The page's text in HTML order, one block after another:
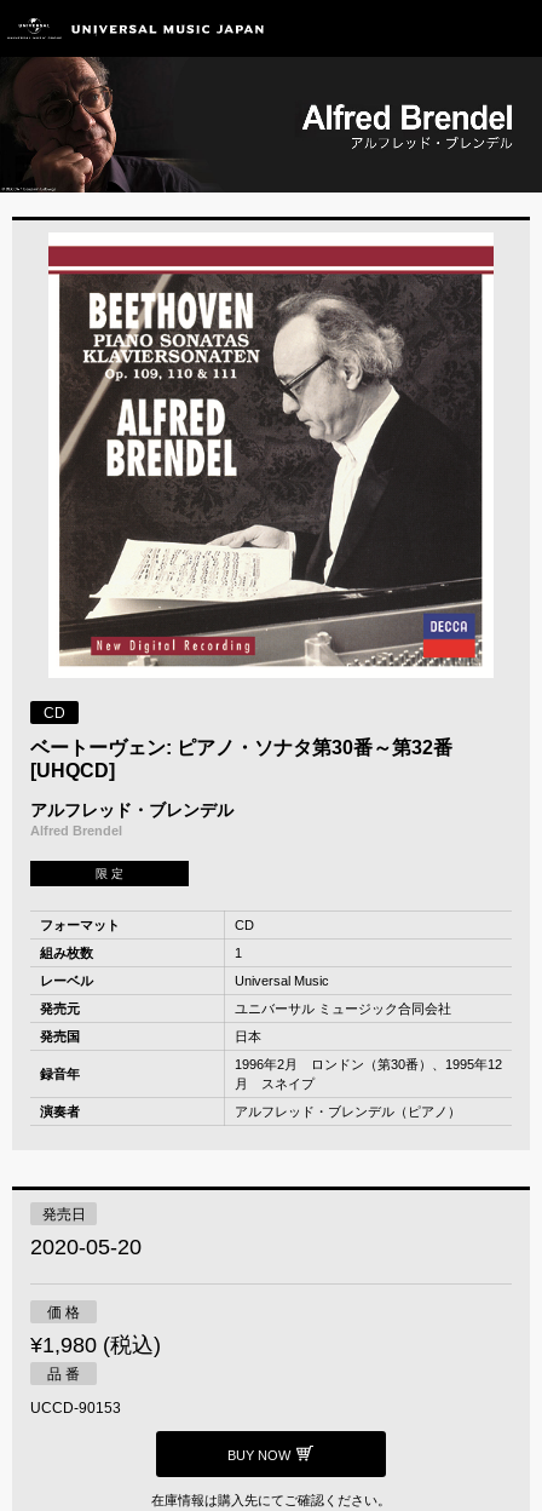
CD
ベートーヴェン: ピアノ・ソナタ第30番～第32番
[UHQCD]
アルフレッド・ブレンデル
Alfred Brendel
限 定
フォーマット
CD
組み枚数
1
レーベル
Universal Music
発売元
ユニバーサル ミュージック合同会社
発売国
日本
録音年
1996年2月 ロンドン（第30番）、1995年12
月 スネイプ
演奏者
アルフレッド・ブレンデル（ピアノ）
発売日
2020-05-20
価 格
¥1,980 (税込)
品 番
UCCD-90153
BUY NOW
在庫情報は購入先にてご確認ください。